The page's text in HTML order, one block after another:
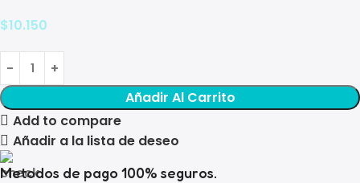
$10.150
Añadir Al Carrito
Add to compare
Añadir a la lista de deseo
Metodos de pago 100% seguros.